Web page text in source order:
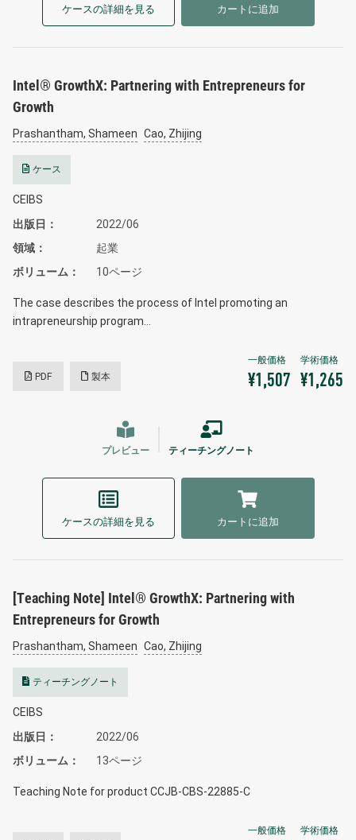
ケースの詳細を見る カートに追加
Intel® GrowthX: Partnering with Entrepreneurs for
Growth
Prashantham, Shameen Cao, Zhijing
ケース
CEIBS
出版日
2022/06
領域
起業
ボリューム
10ページ
The case describes the process of Intel promoting an
intrapreneurship program…
PDF 製本 ¥1,507 ¥1,265
プレビュー ティーチングノート
ケースの詳細を見る カートに追加
[Teaching Note] Intel® GrowthX: Partnering with
Entrepreneurs for Growth
Prashantham, Shameen Cao, Zhijing
ティーチングノート
CEIBS
出版日
2022/06
ボリューム
13ページ
Teaching Note for product CCJB-CBS-22885-C